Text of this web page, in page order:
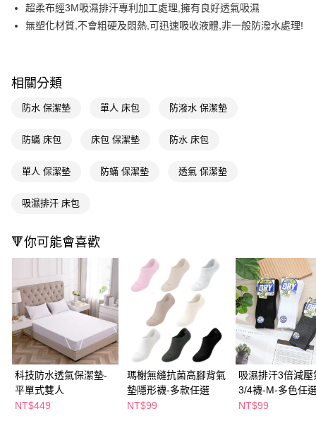
悠遊付
相關說明
AFTEE先享後付是「在收到商品之後才付款」的支付方式。 讓您購物簡單
１．簡單：不需註冊會員、不需綁卡、不需儲值。
１．於結帳方式選擇「AFTEE先享後付」後，將跳轉至「AFTEE先享後付」
３．收到繳費通知簡訊後14天內，點擊此簡訊中的連結，可透過四大超商／
ATM／網路銀行／等多元方式進行付款，方視為交易完成。
※ 請注意：結帳手續完成當下不需立刻繳費，但若您需要取消訂單，請聯絡
購買商品的店家。未經商家同意取消之訂單仍視為有效，需透過AFTEE先享
後付繳納相關費用。
※ 交易是否成功請以「AFTEE先享後付 」之結帳頁面顯示為準，若有關於
是否繳費成功／繳費後需取消欲退款等相關疑問，請聯繫「AFTEE先享後付
客戶支援中心」
https://netprotections.freshdesk.com/support/home
【注意事項】
１．透過由恩沛科技股份有限公司提供之「AFTEE先享後付」服務完成之交
易，需依本服務之必要範圍內提供個人資料，並將交易相關給付款項請求債
權轉讓予恩沛科技股份有限公司。
２．關於個人資料處理事宜，請瀏覽以下網址：
即享券
運送方式
全家取貨付款
付款後全家取貨
萊爾富取貨付款
每筆NT$65，滿NT$490(含以上)免運費
付款後萊爾富取貨
每筆NT$65，滿NT$490(含以上)免運費
7-11取貨付款
每筆NT$65，滿NT$490(含以上)免運費
付款後7-11取貨
每筆NT$65，滿NT$490(含以上)免運費
超柔布經3M吸濕排汗專利加工處理,擁有良好透氣吸濕
無塑化材質,不會粗硬及悶熱,可迅速吸收液體,非一般防潑水處理!
相關分類
防水 保潔墊 單人 床包 防潑水 保潔墊
防蟎 床包 床包 保潔墊 防水 床包
單人 保潔墊 防蟎 保潔墊 透氣 保潔墊
吸濕排汗 床包
🔻你可能會喜歡
科技防水透氣保潔墊-
平單式雙人
NT$449
瑪榭無縫抗菌高腳背氣
墊隱形襪-多款任選
NT$99
吸濕排汗3倍減壓
3/4襪-M-多色任
NT$99